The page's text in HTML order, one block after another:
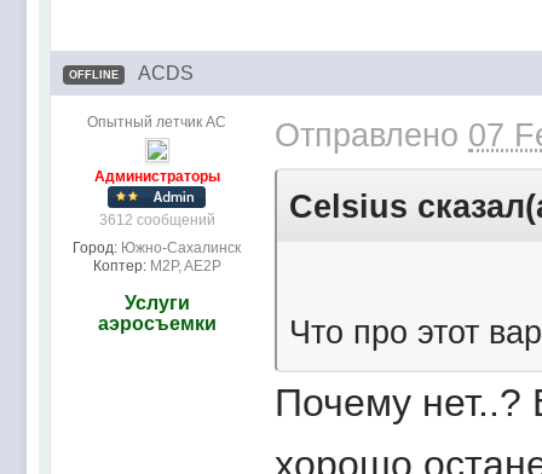
OFFLINE ACDS
Опытный летчик АС
Администраторы
3612 сообщений
Город: Южно-Сахалинск
Коптер: M2P, AE2P
Услуги
аэросъемки
Отправлено 07
Celsius
Что про этот
Почему нет..?